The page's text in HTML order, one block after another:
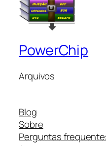
PowerChip
Arquivos
Blog
Sobre
Perguntas